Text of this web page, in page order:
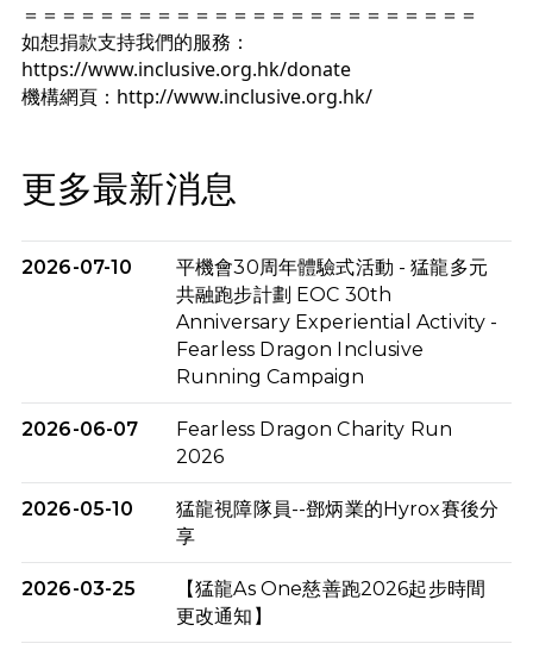
＝＝＝＝＝＝＝＝＝＝＝＝＝＝＝＝＝＝＝＝＝＝＝＝
如想捐款支持我們的服務：
https://www.inclusive.org.hk/donate
機構網頁： http://www.inclusive.org.hk/
更多最新消息
2026-07-10
平機會30周年體驗式活動 - 猛龍多元
共融跑步計劃 EOC 30th
Anniversary Experiential Activity -
Fearless Dragon Inclusive
Running Campaign
2026-06-07
Fearless Dragon Charity Run
2026
2026-05-10
猛龍視障隊員--鄧炳業的Hyrox賽後分
享
2026-03-25
【猛龍As One慈善跑2026起步時間
更改通知】